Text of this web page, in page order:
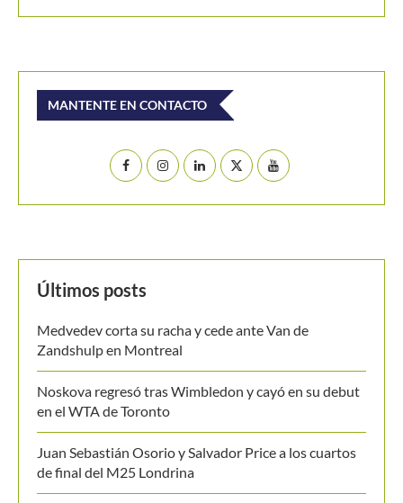
MANTENTE EN CONTACTO
Últimos posts
Medvedev corta su racha y cede ante Van de
Zandshulp en Montreal
Noskova regresó tras Wimbledon y cayó en su debut
en el WTA de Toronto
Juan Sebastián Osorio y Salvador Price a los cuartos
de final del M25 Londrina